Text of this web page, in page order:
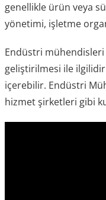
genellikle ürün veya
yönetimi, işletme
Endüstri
geliştirilmesi ile
içerebilir. Endüstri
hizmet şirketleri gibi